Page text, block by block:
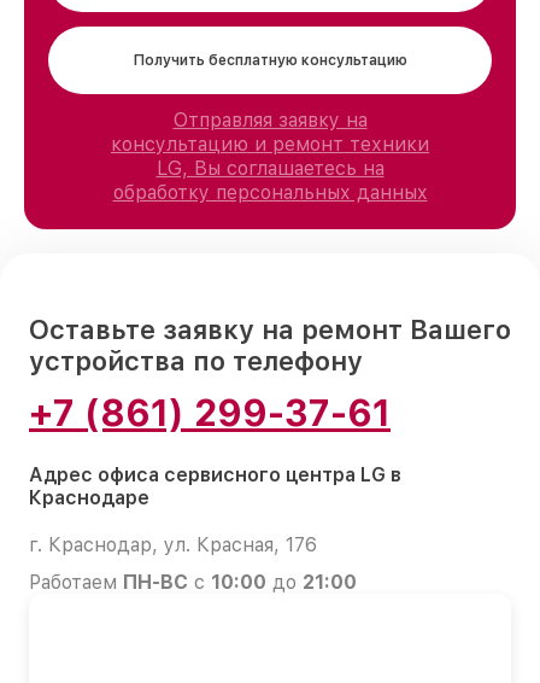
Получить бесплатную консультацию
Отправляя заявку на
консультацию и ремонт техники
LG, Вы соглашаетесь на
обработку персональных данных
Оставьте заявку на ремонт Вашего
устройства по телефону
+7 (861) 299-37-61
Адрес офиса сервисного центра LG в
Краснодаре
г. Краснодар, ул. Красная, 176
Работаем ПН-ВС с 10:00 до 21:00